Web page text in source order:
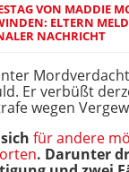
VON MADDIE
ELTERN
NACHRICHT
Er verbüßt
wegen
für andere
. Darunter